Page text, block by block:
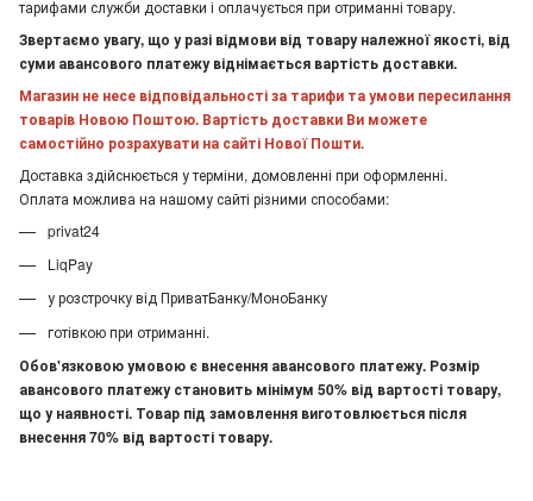
тарифами служби доставки і оплачується при отриманні товару.
Звертаємо увагу, що у разі відмови від товару належної якості, від
суми авансового платежу віднімається вартість доставки.
Магазин не несе відповідальності за тарифи та умови пересилання
товарів Новою Поштою. Вартість доставки Ви можете
самостійно розрахувати на сайті Нової Пошти.
Доставка здійснюється у терміни, домовленні при оформленні.
Оплата можлива на нашому сайті різними способами:
privat24
LiqPay
у розстрочку від ПриватБанку/МоноБанку
готівкою при отриманні.
Обов'язковою умовою є внесення авансового платежу. Розмір
авансового платежу становить мінімум 50% від вартості товару,
що у наявності. Товар під замовлення виготовлюється після
внесення 70% від вартості товару.